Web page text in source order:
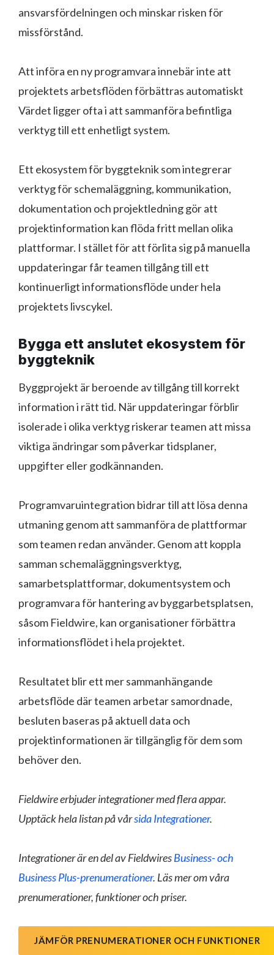
ansvarsfördelningen och minskar risken för
missförstånd.
Att införa en ny programvara innebär inte att
projektets arbetsflöden förbättras automatiskt
Värdet ligger ofta i att sammanföra befintliga
verktyg till ett enhetligt system.
Ett ekosystem för byggteknik som integrerar
verktyg för schemaläggning, kommunikation,
dokumentation och projektledning gör att
projektinformation kan flöda fritt mellan olika
plattformar. I stället för att förlita sig på manuella
uppdateringar får teamen tillgång till ett
kontinuerligt informationsflöde under hela
projektets livscykel.
Bygga ett anslutet ekosystem för
byggteknik
Byggprojekt är beroende av tillgång till korrekt
information i rätt tid. När uppdateringar förblir
isolerade i olika verktyg riskerar teamen att missa
viktiga ändringar som påverkar tidsplaner,
uppgifter eller godkännanden.
Programvaruintegration bidrar till att lösa denna
utmaning genom att sammanföra de plattformar
som teamen redan använder. Genom att koppla
samman schemaläggningsverktyg,
samarbetsplattformar, dokumentsystem och
programvara för hantering av byggarbetsplatsen,
såsom Fieldwire, kan organisationer förbättra
informationsflödet i hela projektet.
Resultatet blir ett mer sammanhängande
arbetsflöde där teamen arbetar samordnade,
besluten baseras på aktuell data och
projektinformationen är tillgänglig för dem som
behöver den.
Fieldwire erbjuder integrationer med flera appar.
Upptäck hela listan på vårsida Integrationer.
Integrationer är en del av FieldwiresBusiness- och
Business Plus-prenumerationer. Läs mer om våra
prenumerationer, funktioner och priser.
JÄMFÖR PRENUMERATIONER OCH FUNKTIONER